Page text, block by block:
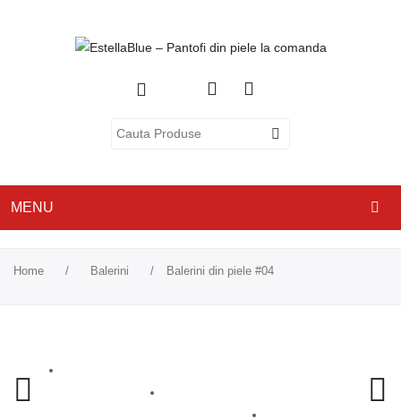
MENU
PANTOFI CASUAL
Home / Balerini / Balerini din piele #04